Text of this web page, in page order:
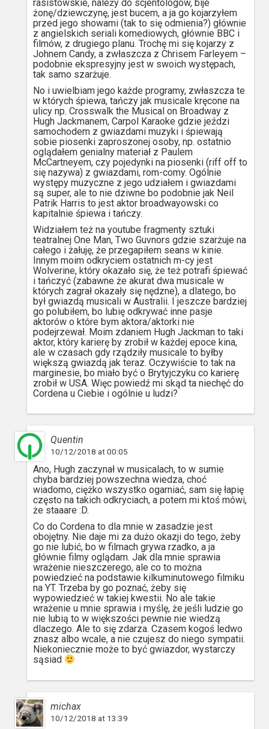
rasistowskie, należy do scjentologów, bije
żonę/dziewczynę, jest bucem, a ja go kojarzyłem
przed jego showami (tak to się odmienia?) głównie
z angielskich seriali komediowych, głównie BBC i
filmów, z drugiego planu. Trochę mi się kojarzy z
Johnem Candy, a zwłaszcza z Chrisem Farleyem –
podobnie ekspresyjny jest w swoich występach,
tak samo szarżuje.
No i uwielbiam jego każde programy, zwłaszcza te
w których śpiewa, tańczy jak musicale kręcone na
ulicy np. Crosswalk the Musical on Broadway z
Hugh Jackmanem, Carpol Karaoke gdzie jeździ
samochodem z gwiazdami muzyki i śpiewają
sobie piosenki zaproszonej osoby, np. ostatnio
oglądałem genialny materiał z Paulem
McCartneyem, czy pojedynki na piosenki (riff off to
się nazywa) z gwiazdami, rom-comy. Ogólnie
występy muzyczne z jego udziałem i gwiazdami
są super, ale to nie dziwne bo podobnie jak Neil
Patrik Harris to jest aktor broadwayowski co
kapitalnie śpiewa i tańczy.
Widziałem też na youtube fragmenty sztuki
teatralnej One Man, Two Guvnors gdzie szarżuje na
całego i żałuję, że przegapiłem seans w kinie.
Innym moim odkryciem ostatnich m-cy jest
Wolverine, który okazało się, że też potrafi śpiewać
i tańczyć (zabawne że akurat dwa musicale w
których zagrał okazały się nędzne), a dlatego, bo
był gwiazdą musicali w Australii. I jeszcze bardziej
go polubiłem, bo lubię odkrywać inne pasje
aktorów o które bym aktora/aktorki nie
podejrzewał. Moim zdaniem Hugh Jackman to taki
aktor, który karierę by zrobił w każdej epoce kina,
ale w czasach gdy rządziły musicale to byłby
większą gwiazdą jak teraz. Oczywiście to tak na
marginesie, bo miało być o Brytyjczyku co karierę
zrobił w USA. Więc powiedź mi skąd ta niechęć do
Cordena u Ciebie i ogólnie u ludzi?
Quentin
10/12/2018 at 00:05
Ano, Hugh zaczynał w musicalach, to w sumie
chyba bardziej powszechna wiedza, choć
wiadomo, ciężko wszystko ogarniać, sam się łapię
często na takich odkryciach, a potem mi ktoś mówi,
że staaare :D.
Co do Cordena to dla mnie w zasadzie jest
obojętny. Nie daje mi za dużo okazji do tego, żeby
go nie lubić, bo w filmach grywa rzadko, a ja
głównie filmy oglądam. Jak dla mnie sprawia
wrażenie nieszczerego, ale co to można
powiedzieć na podstawie kilkuminutowego filmiku
na YT. Trzeba by go poznać, żeby się
wypowiedzieć w takiej kwestii. No ale takie
wrażenie u mnie sprawia i myślę, że jeśli ludzie go
nie lubią to w większości pewnie nie wiedzą
dlaczego. Ale to się zdarza. Czasem kogoś ledwo
znasz albo wcale, a nie czujesz do niego sympatii.
Niekoniecznie może to być gwiazdor, wystarczy
sąsiad
michax
10/12/2018 at 13:39